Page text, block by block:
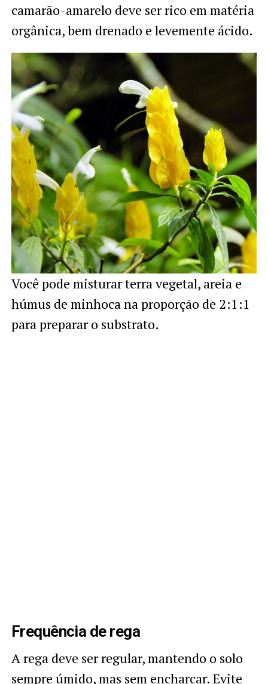
camarão-amarelo deve ser rico em matéria
orgânica, bem drenado e levemente ácido.
Você pode misturar terra vegetal, areia e
húmus de minhoca na proporção de 2:1:1
para preparar o substrato.
Frequência de rega
A rega deve ser regular, mantendo o solo
sempre úmido, mas sem encharcar. Evite